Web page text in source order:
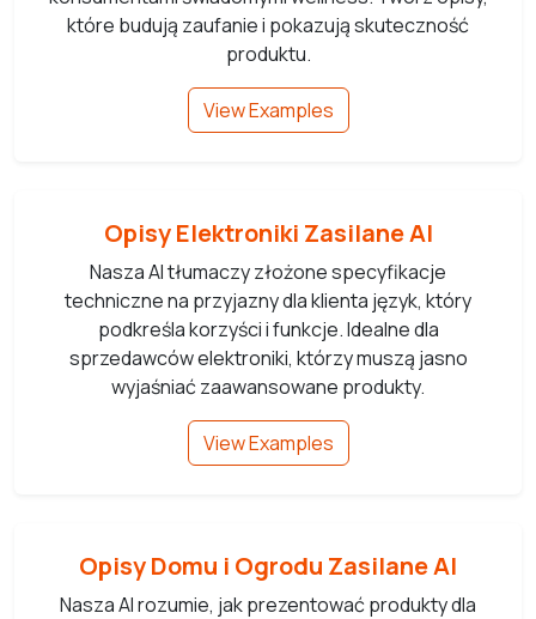
które budują zaufanie i pokazują skuteczność
produktu.
View Examples
Opisy Elektroniki Zasilane AI
Nasza AI tłumaczy złożone specyfikacje
techniczne na przyjazny dla klienta język, który
podkreśla korzyści i funkcje. Idealne dla
sprzedawców elektroniki, którzy muszą jasno
wyjaśniać zaawansowane produkty.
View Examples
Opisy Domu i Ogrodu Zasilane AI
Nasza AI rozumie, jak prezentować produkty dla